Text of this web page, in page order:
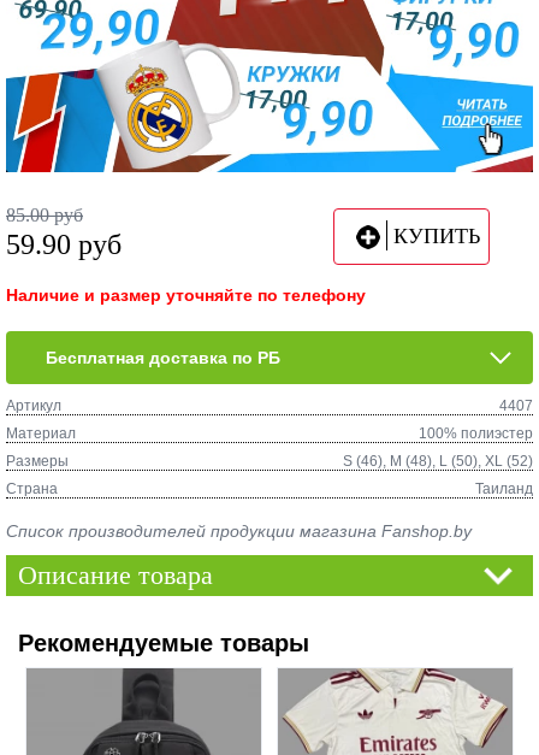
85.00 руб
59.90 руб КУПИТЬ
Наличие и размер уточняйте по телефону
Бесплатная доставка по РБ
Артикул
4407
Материал
100% полиэстер
Размеры
S (46), M (48), L (50), XL (52)
Страна
Таиланд
Список производителей продукции магазина Fanshop.by
Описание товара
Рекомендуемые товары